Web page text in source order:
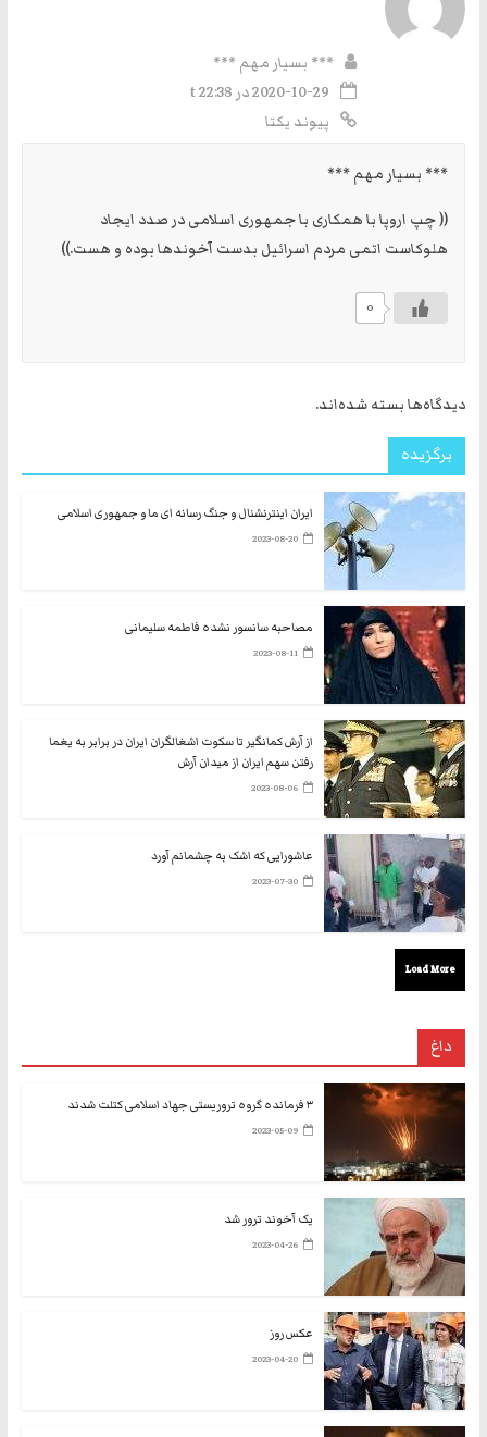
*** بسیار مهم ***
2020-10-29 در t 22:38
پیوند یکتا
*** بسیار مهم ***
(( چپ اروپا با همکاری با جمهوری اسلامی در صدد ایجاد
هلوکاست اتمی مردم اسرائیل بدست آخوندها بوده و هست.))
0
دیدگاه‌ها بسته شده‌اند.
برگزیده
ایران اینترنشنال و جنگ رسانه ای ما و جمهوری اسلامی
2023-08-20
مصاحبه سانسور نشده فاطمه سلیمانی
2023-08-11
از آرش کمانگیر تا سکوت اشغالگران ایران در برابر به یغما
رفتن سهم ایران از میدان آرش
2023-08-06
عاشورایی که اشک به چشمانم آورد
2023-07-30
Load More
داغ
۳ فرمانده گروه تروریستی جهاد اسلامی کتلت شدند
2023-05-09
یک آخوند ترور شد
2023-04-26
عکس روز
2023-04-20